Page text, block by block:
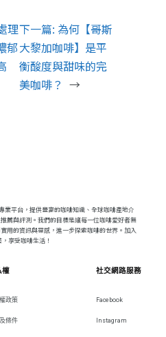
理
郁
下一篇: 為何【哥斯
大黎加咖啡】是平
衡酸度與甜味的完
美咖啡？ →
業平台，提供豐富的咖啡知識、全球咖啡產地介
薦與評測。我們的目標是讓每一位咖啡愛好者無
用的資訊與靈感，進一步探索咖啡的世界。加入
享受咖啡生活！
權
政策
條件
社交網路服務
Facebook
Instagram